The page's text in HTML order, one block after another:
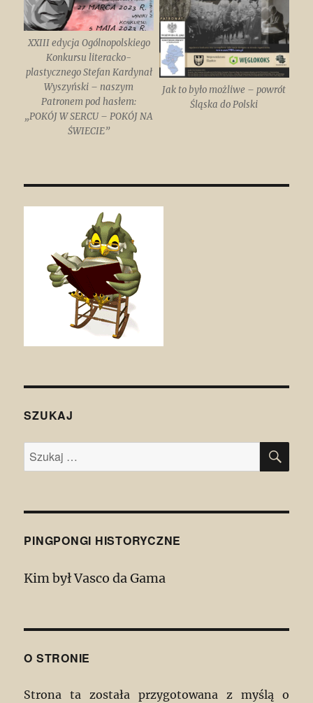
XXIII edycja Ogólnopolskiego
Konkursu literacko-
plastycznego Stefan Kardynał
Wyszyński – naszym
Patronem pod hasłem:
„POKÓJ W SERCU – POKÓJ NA
ŚWIECIE”
Jak to było możliwe – powrót
Śląska do Polski
SZUKAJ
Szukaj:
PINGPONGI HISTORYCZNE
Kim był Vasco da Gama
O STRONIE
Strona ta została przygotowana z myślą o